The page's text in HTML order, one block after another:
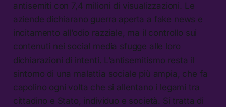
antisemiti con 7,4 milioni di visualizzazioni. Le
aziende dichiarano guerra aperta a fake news e
incitamento all’odio razziale, ma il controllo sui
contenuti nei social media sfugge alle loro
dichiarazioni di intenti. L’antisemitismo resta il
sintomo di una malattia sociale più ampia, che fa
capolino ogni volta che si allentano i legami tra
cittadino e Stato, individuo e società. Si tratta di